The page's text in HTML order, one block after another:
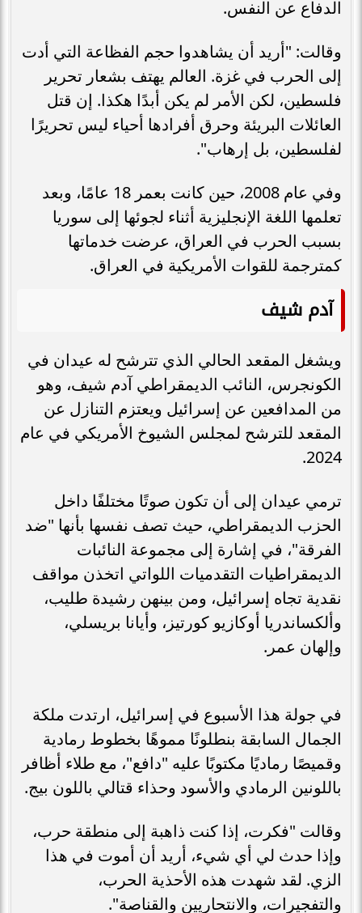
الدفاع عن النفس.
وقالت: "أريد أن يشاهدوا حجم الفظاعة التي أدت
إلى الحرب في غزة. العالم يهتف بشعار تحرير
فلسطين، لكن الأمر لم يكن أبدًا هكذا. إن قتل
العائلات البريئة وحرق أفرادها أحياء ليس تحريرًا
لفلسطين، بل إرهاب".
وفي عام 2008، حين كانت بعمر 18 عامًا، وبعد
تعلمها اللغة الإنجليزية أثناء لجوئها إلى سوريا
بسبب الحرب في العراق، عرضت خدماتها
كمترجمة للقوات الأمريكية في العراق.
آدم شيف
ويشغل المقعد الحالي الذي تترشح له عيدان في
الكونجرس، النائب الديمقراطي آدم شيف، وهو
من المدافعين عن إسرائيل ويعتزم التنازل عن
المقعد للترشح لمجلس الشيوخ الأمريكي في عام
2024.
ترمي عيدان إلى أن تكون صوتًا مختلفًا داخل
الحزب الديمقراطي، حيث تصف نفسها بأنها "ضد
الفرقة"، في إشارة إلى مجموعة النائبات
الديمقراطيات التقدميات اللواتي اتخذن مواقف
نقدية تجاه إسرائيل، ومن بينهن رشيدة طليب،
وألكساندريا أوكازيو كورتيز، وأيانا بريسلي،
وإلهان عمر.
في جولة هذا الأسبوع في إسرائيل، ارتدت ملكة
الجمال السابقة بنطلونًا مموهًا بخطوط رمادية
وقميصًا رماديًا مكتوبًا عليه "دافع"، مع طلاء أظافر
باللونين الرمادي والأسود وحذاء قتالي باللون بيج.
وقالت "فكرت، إذا كنت ذاهبة إلى منطقة حرب،
وإذا حدث لي أي شيء، أريد أن أموت في هذا
الزي. لقد شهدت هذه الأحذية الحرب،
والتفجيرات، والانتحاريين والقناصة".